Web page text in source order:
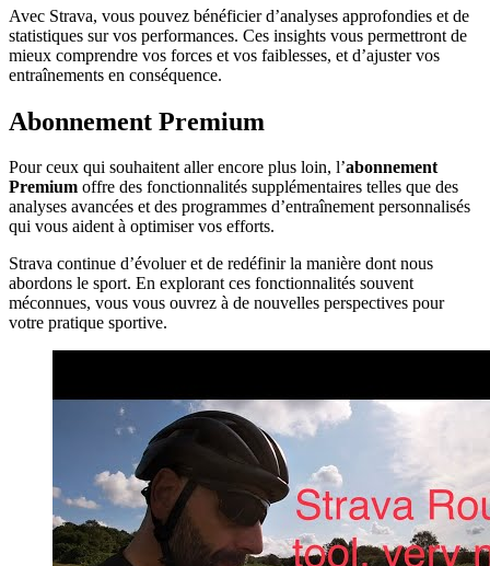
Avec Strava, vous pouvez bénéficier d’analyses approfondies et de
statistiques sur vos performances. Ces insights vous permettront de
mieux comprendre vos forces et vos faiblesses, et d’ajuster vos
entraînements en conséquence.
Abonnement Premium
Pour ceux qui souhaitent aller encore plus loin, l’abonnement
Premium offre des fonctionnalités supplémentaires telles que des
analyses avancées et des programmes d’entraînement personnalisés
qui vous aident à optimiser vos efforts.
Strava continue d’évoluer et de redéfinir la manière dont nous
abordons le sport. En explorant ces fonctionnalités souvent
méconnues, vous vous ouvrez à de nouvelles perspectives pour
votre pratique sportive.